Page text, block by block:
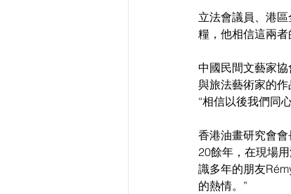
立法會議員、港
糧，他相信這兩者
中國民間文藝家
與旅法藝術家的
“相信以後我們同
香港油畫研究會
20餘年，在現場
識多年的朋友
的熱情。”